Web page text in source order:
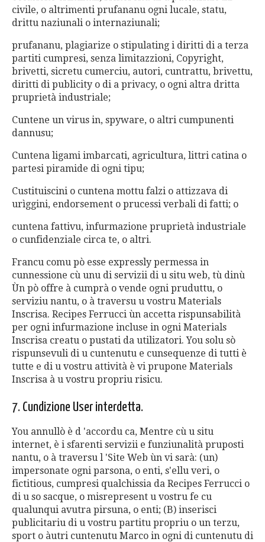
civile, o altrimenti prufananu ogni lucale, statu,
drittu naziunali o internaziunali;
prufananu, plagiarize o stipulating i diritti di a terza
partiti cumpresi, senza limitazzioni, Copyright,
brivetti, sicretu cumerciu, autori, cuntrattu, brivettu,
diritti di publicity o di a privacy, o ogni altra dritta
pruprietà industriale;
Cuntene un virus in, spyware, o altri cumpunenti
dannusu;
Cuntena ligami imbarcati, agricultura, littri catina o
partesi piramide di ogni tipu;
Custituiscini o cuntena mottu falzi o attizzava di
urìggini, endorsement o prucessi verbali di fatti; o
cuntena fattivu, infurmazione pruprietà industriale
o cunfidenziale circa te, o altri.
Francu comu pò esse expressly permessa in
cunnessione cù unu di servizii di u situ web, tù dinù
Ùn pò offre à cumprà o vende ogni pruduttu, o
serviziu nantu, o à traversu u vostru Materials
Inscrisa. Recipes Ferrucci ùn accetta rispunsabilità
per ogni infurmazione incluse in ogni Materials
Inscrisa creatu o pustati da utilizatori. You solu sò
rispunsevuli di u cuntenutu e cunsequenze di tutti è
tutte e di u vostru attività è vi prupone Materials
Inscrisa à u vostru propriu risicu.
7. Cundizione User interdetta.
You annullò è d 'accordu ca, Mentre cù u situ
internet, è i sfarenti servizii e funziunalità pruposti
nantu, o à traversu l 'Site Web ùn vi sarà: (un)
impersonate ogni parsona, o enti, s'ellu veri, o
fictitious, cumpresi qualchissia da Recipes Ferrucci o
di u so sacque, o misrepresent u vostru fe cu
qualunqui avutra pirsuna, o enti; (B) inserisci
publicitariu di u vostru partitu propriu o un terzu,
sport o àutri cuntenutu Marco in ogni di cuntenutu di